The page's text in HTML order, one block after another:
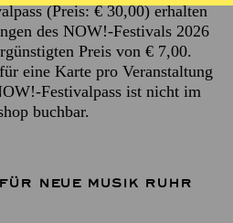
(Preis: € 30,00) erhalten
des NOW!-Festivals 2026
Preis von € 7,00.
eine Karte pro Veranstaltung
Festivalpass ist nicht im
buchbar.
NEUE MUSIK RUHR